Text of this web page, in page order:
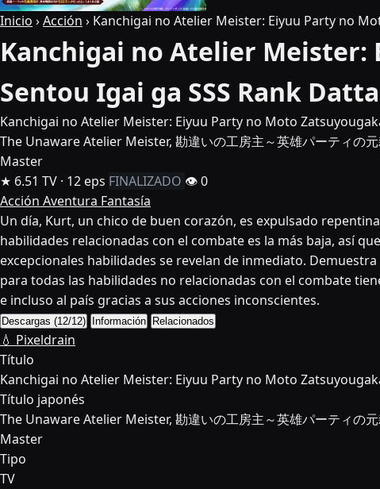
Inicio ›Acción › Kanchigai no Atelier Meister: Eiyuu Party no
Kanchigai no Atelier Meister:
Sentou Igai ga SSS Rank
Kanchigai no Atelier Meister: Eiyuu Party no Moto
The Unaware Atelier Meister, 勘違いの工房主～英雄パーティの
Master
★ 6.51 TV · 12 eps FINALIZADO 👁 0
Acción Aventura Fantasía
Un día, Kurt, un chico de buen corazón, es expulsado
habilidades relacionadas con el combate es la más baja, así
excepcionales habilidades se revelan de inmediato.
para todas las habilidades no relacionadas con el combate
e incluso al país gracias a sus acciones inconscientes.
Descargas (12/12) Información Relacionados
💧 Pixeldrain
Título
Kanchigai no Atelier Meister: Eiyuu Party no Moto
Título japonés
The Unaware Atelier Meister, 勘違いの工房主～英雄パーティの
Master
Tipo
TV